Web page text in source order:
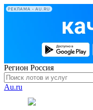
РЕКЛАМА • AU.RU
Регион Россия
Au.ru